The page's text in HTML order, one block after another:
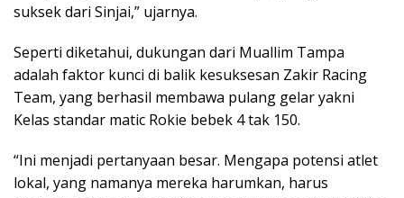
suksek dari Sinjai,” ujarnya.
Seperti diketahui, dukungan dari Muallim Tampa
adalah faktor kunci di balik kesuksesan Zakir Racing
Team, yang berhasil membawa pulang gelar yakni
Kelas standar matic Rokie bebek 4 tak 150.
“Ini menjadi pertanyaan besar. Mengapa potensi atlet
lokal, yang namanya mereka harumkan, harus